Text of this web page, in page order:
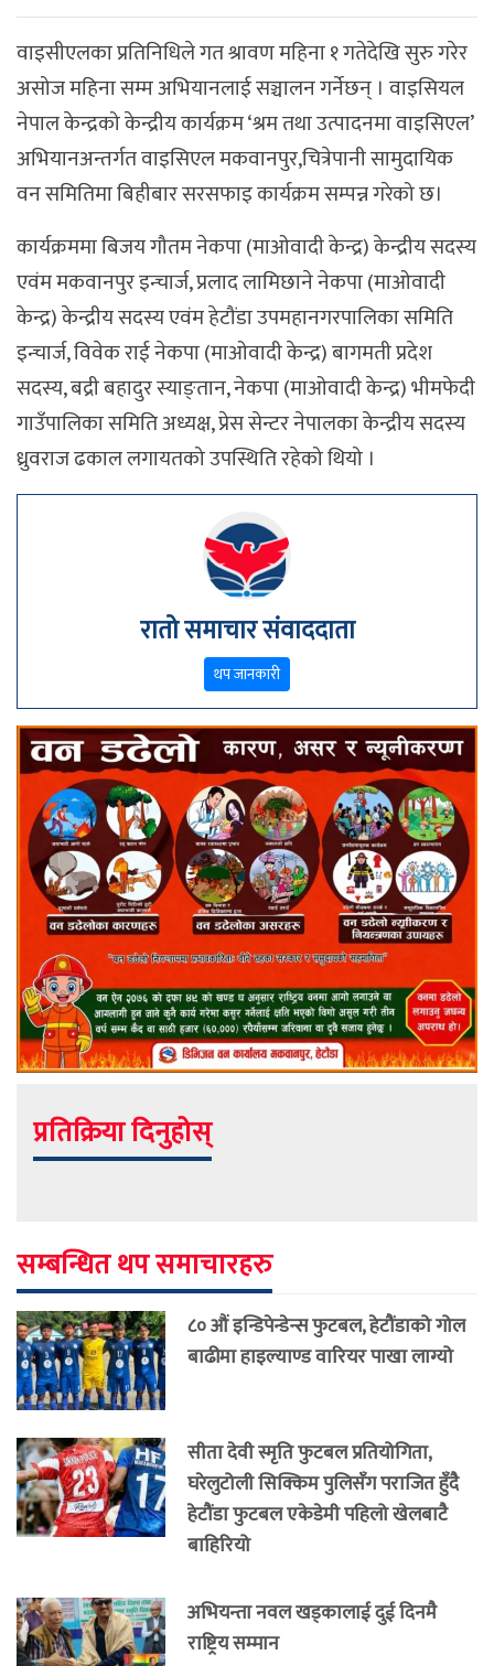
वाइसीएलका प्रतिनिधिले गत श्रावण महिना १ गतेदेखि सुरु गरेर
असोज महिना सम्म अभियानलाई सञ्चालन गर्नेछन् । वाइसियल
नेपाल केन्द्रको केन्द्रीय कार्यक्रम ‘श्रम तथा उत्पादनमा वाइसिएल’
अभियानअन्तर्गत वाइसिएल मकवानपुर,चित्रेपानी सामुदायिक
वन समितिमा बिहीबार सरसफाइ कार्यक्रम सम्पन्न गरेको छ।
कार्यक्रममा बिजय गौतम नेकपा (माओवादी केन्द्र) केन्द्रीय सदस्य
एवंम मकवानपुर इन्चार्ज, प्रलाद लामिछाने नेकपा (माओवादी
केन्द्र) केन्द्रीय सदस्य एवंम हेटौंडा उपमहानगरपालिका समिति
इन्चार्ज, विवेक राई नेकपा (माओवादी केन्द्र) बागमती प्रदेश
सदस्य, बद्री बहादुर स्याङ्तान, नेकपा (माओवादी केन्द्र) भीमफेदी
गाउँपालिका समिति अध्यक्ष, प्रेस सेन्टर नेपालका केन्द्रीय सदस्य
ध्रुवराज ढकाल लगायतको उपस्थिति रहेको थियो ।
रातो समाचार संवाददाता
थप जानकारी
प्रतिक्रिया दिनुहोस्
सम्बन्धित थप समाचारहरु
८० औं इन्डिपेन्डेन्स फुटबल, हेटौंडाको गोल
बाढीमा हाइल्याण्ड वारियर पाखा लाग्यो
सीता देवी स्मृति फुटबल प्रतियोगिता,
घरेलुटोली सिक्किम पुलिसँग पराजित हुँदै
हेटौंडा फुटबल एकेडेमी पहिलो खेलबाटै
बाहिरियो
अभियन्ता नवल खड्कालाई दुई दिनमै
राष्ट्रिय सम्मान